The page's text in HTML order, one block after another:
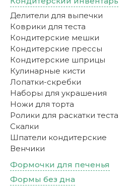
Делители для выпечки
Коврики для теста
Кондитерские мешки
Кондитерские прессы
Кондитерские шприцы
Кулинарные кисти
Лопатки-скребки
Наборы для украшения
Ножи для торта
Ролики для раскатки теста
Скалки
Шпатели кондитерские
Венчики
Формочки для печенья
Формы без дна